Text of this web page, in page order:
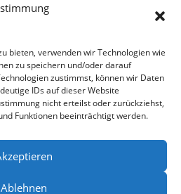
bieten, verwenden wir Technologien wie
zu speichern und/oder darauf
zustimmst, können wir Daten
IDs auf dieser Website
nicht erteilst oder zurückziehst,
Funktionen beeinträchtigt werden.
Ablehnen
mit erfolgreicher
Gutes Ergebnis für
„Movies“ wird fortgeführt
vorhanden.